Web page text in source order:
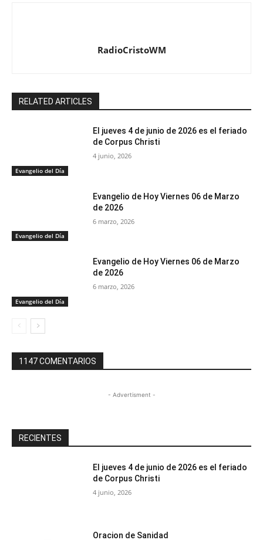
RadioCristoWM
RELATED ARTICLES
Evangelio del Día
El jueves 4 de junio de 2026 es el feriado
de Corpus Christi
4 junio, 2026
Evangelio del Día
Evangelio de Hoy Viernes 06 de Marzo
de 2026
6 marzo, 2026
Evangelio del Día
Evangelio de Hoy Viernes 06 de Marzo
de 2026
6 marzo, 2026
1147 COMENTARIOS
- Advertisment -
RECIENTES
El jueves 4 de junio de 2026 es el feriado
de Corpus Christi
4 junio, 2026
Oracion de Sanidad